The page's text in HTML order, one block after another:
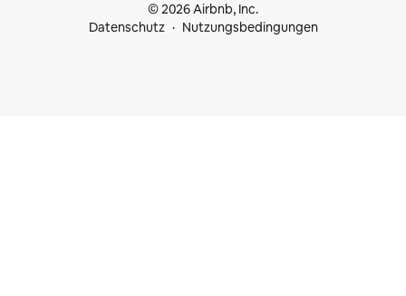
© 2026 Airbnb, Inc.
Datenschutz
Nutzungsbedingungen